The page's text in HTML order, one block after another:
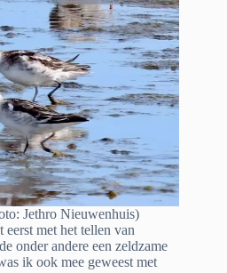
Jethro Nieuwenhuis)
met het tellen van
onder andere een zeldzame
ik ook mee geweest met